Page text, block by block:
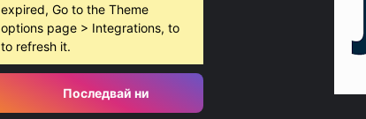
expired, Go to the Theme
options page > Integrations, to
to refresh it.
Последвай ни